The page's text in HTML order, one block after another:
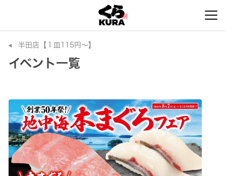
半田店【１皿115円～】
イベント一覧